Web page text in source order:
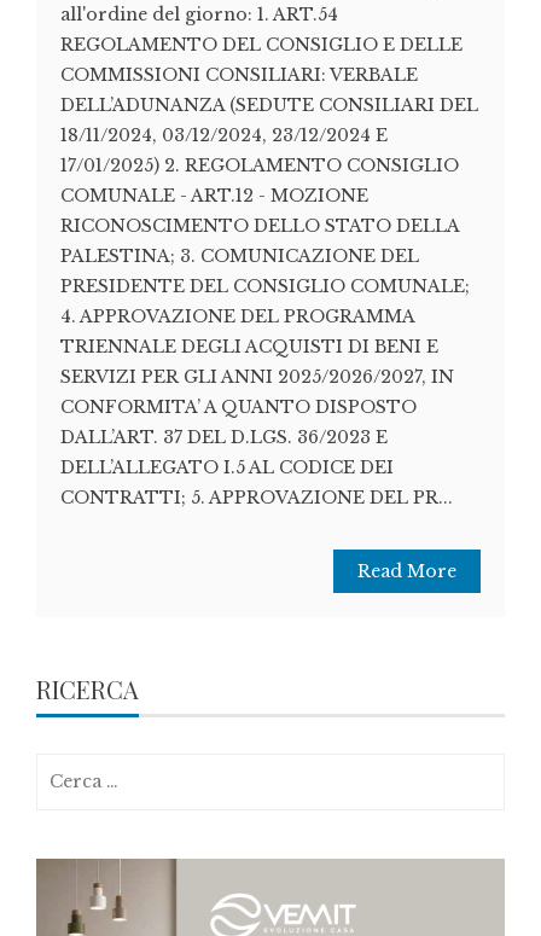
all'ordine del giorno: 1. ART.54
REGOLAMENTO DEL CONSIGLIO E DELLE
COMMISSIONI CONSILIARI: VERBALE
DELL’ADUNANZA (SEDUTE CONSILIARI DEL
18/11/2024, 03/12/2024, 23/12/2024 E
17/01/2025) 2. REGOLAMENTO CONSIGLIO
COMUNALE - ART.12 - MOZIONE
RICONOSCIMENTO DELLO STATO DELLA
PALESTINA; 3. COMUNICAZIONE DEL
PRESIDENTE DEL CONSIGLIO COMUNALE;
4. APPROVAZIONE DEL PROGRAMMA
TRIENNALE DEGLI ACQUISTI DI BENI E
SERVIZI PER GLI ANNI 2025/2026/2027, IN
CONFORMITA’ A QUANTO DISPOSTO
DALL’ART. 37 DEL D.LGS. 36/2023 E
DELL’ALLEGATO I.5 AL CODICE DEI
CONTRATTI; 5. APPROVAZIONE DEL PR...
Read More
RICERCA